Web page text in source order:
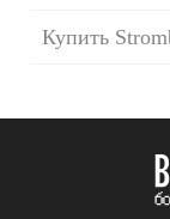
Купить